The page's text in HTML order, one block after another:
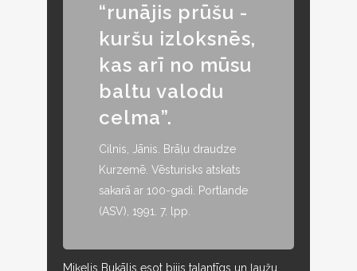
“runājis prūšu -
kuršu izloksnēs,
kas arī no mūsu
baltu valodu
celma”.
Cilnis, Jānis. Brāļu draudze
Kurzemē. Vēsturisks atskats
sakarā ar 100-gadi. Portlande
(ASV), 1991. 7. lpp.
Miķelis Bukālis esot bijis talantīgs un ļaužu